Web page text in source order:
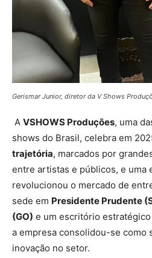
Gerismar Junior, diretor da V Shows
A VSHOWS Produções, uma
shows do Brasil, celebra em
trajetória, marcados por
entre artistas e públicos, e uma
revolucionou o mercado de
sede em Presidente Prudente
(GO) e um escritório estratégico
a empresa consolidou-se como
inovação no setor.